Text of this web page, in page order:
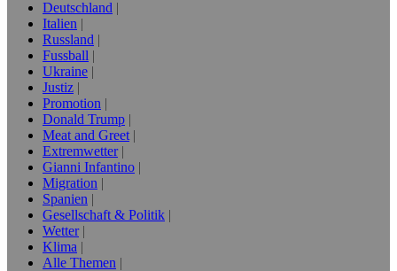
Deutschland
Italien
Russland
Fussball
Ukraine
Justiz
Promotion
Donald Trump
Meat and Greet
Extremwetter
Gianni Infantino
Migration
Spanien
Gesellschaft & Politik
Wetter
Klima
Alle Themen